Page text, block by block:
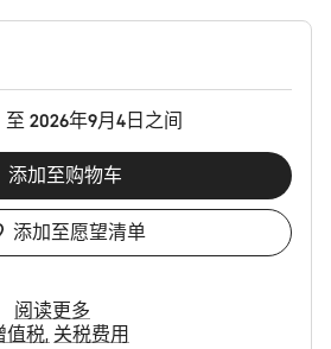
2026年9月4日之间
添加至购物车
添加至愿望清单
阅读更多
值税 关税费用